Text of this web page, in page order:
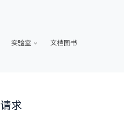
实验室 文档图书
求